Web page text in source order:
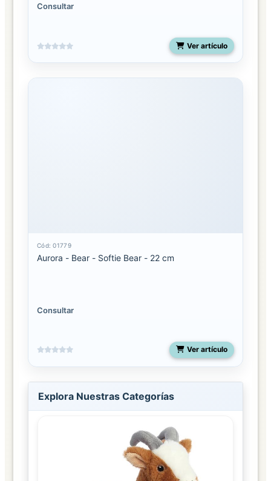
Consultar
Ver artículo
Cód: 01779
Aurora - Bear - Softie Bear - 22 cm
Consultar
Ver artículo
Explora Nuestras Categorías